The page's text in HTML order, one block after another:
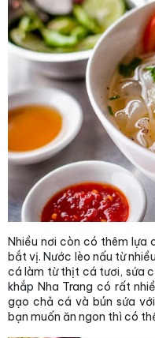
Nhiều nơi còn có thêm lựa
bắt vị. Nước lèo nấu từ
cá làm từ thịt cá tươi, sứa
khắp Nha Trang có rất
gạo chả cá và bún sứa
bạn muốn ăn ngon thì có